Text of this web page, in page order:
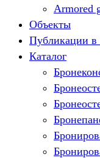
Armored
Объекты
Публикации в
Каталог